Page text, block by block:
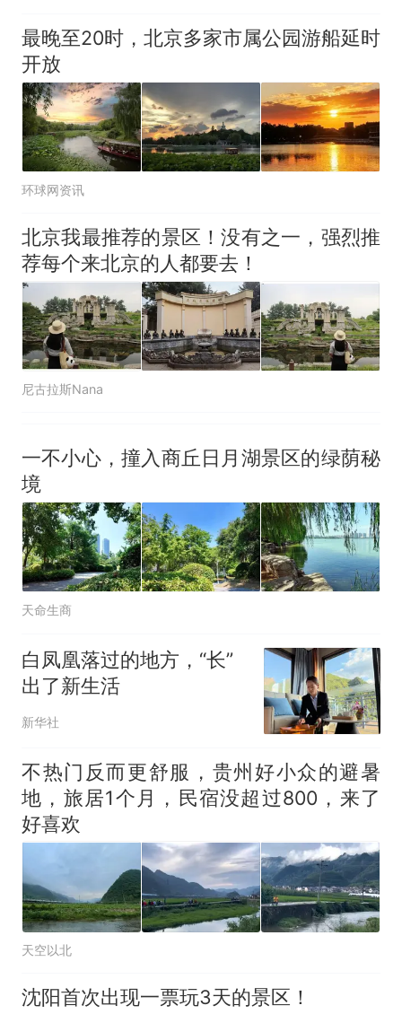
最晚至20时，北京多家市属公园游船延时
开放
环球网资讯
北京我最推荐的景区！没有之一，强烈推
荐每个来北京的人都要去！
尼古拉斯Nana
一不小心，撞入商丘日月湖景区的绿荫秘
境
天命生商
白凤凰落过的地方，“长”
出了新生活
新华社
不热门反而更舒服，贵州好小众的避暑
地，旅居1个月，民宿没超过800，来了
好喜欢
天空以北
沈阳首次出现一票玩3天的景区！